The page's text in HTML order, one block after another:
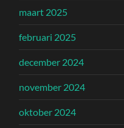
maart 2025
februari 2025
december 2024
november 2024
oktober 2024